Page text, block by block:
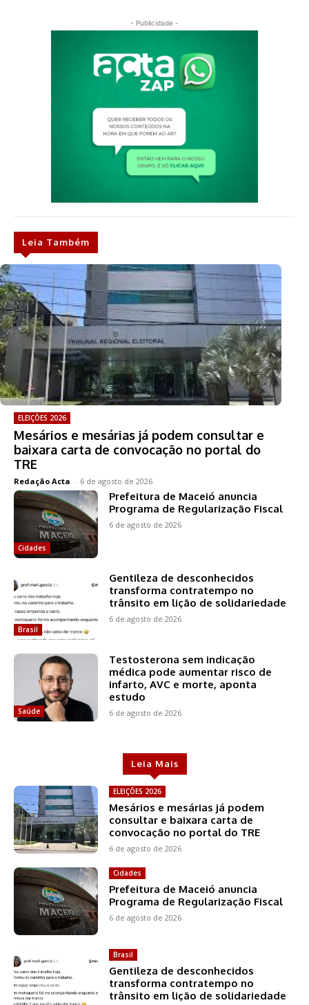
- Publicidade -
Leia Também
ELEIÇÕES 2026
Mesários e mesárias já podem consultar e
baixara carta de convocação no portal do
TRE
Redação Acta - 6 de agosto de 2026
Cidades
Prefeitura de Maceió anuncia
Programa de Regularização Fiscal
6 de agosto de 2026
Brasil
Gentileza de desconhecidos
transforma contratempo no
trânsito em lição de solidariedade
6 de agosto de 2026
Saúde
Testosterona sem indicação
médica pode aumentar risco de
infarto, AVC e morte, aponta
estudo
6 de agosto de 2026
Leia Mais
ELEIÇÕES 2026
Mesários e mesárias já podem
consultar e baixara carta de
convocação no portal do TRE
6 de agosto de 2026
Cidades
Prefeitura de Maceió anuncia
Programa de Regularização Fiscal
6 de agosto de 2026
Brasil
Gentileza de desconhecidos
transforma contratempo no
trânsito em lição de solidariedade